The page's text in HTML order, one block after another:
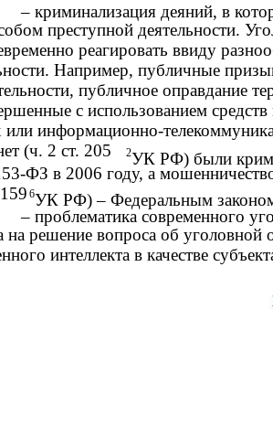
– криминализация деяний, в
преступной деятельности.
реагировать ввиду
Например, публичные
публичное оправдание
с использованием
информационно-
(ч. 2 ст. 205
2УК РФ) были
ФЗ в 2006 году, а
6УК РФ) – Федеральным
– проблематика современного
на решение вопроса об уголовной
интеллекта в качестве